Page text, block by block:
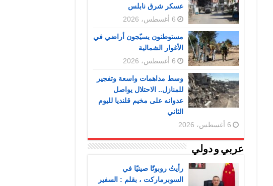
عسكر شرق نابلس
6 أغسطس، 2026
مستوطنون يسيّجون أراضي في
الأغوار الشمالية
6 أغسطس، 2026
وسط مداهمات واسعة وتفجير
للمنازل.. الاحتلال يواصل
عدوانه على مخيم قلنديا لليوم
الثاني
6 أغسطس، 2026
عربي و دولي
رأيتُ روبوتًا صينيًا في
السوبرماركت ، بقلم : السفير